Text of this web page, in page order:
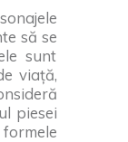
să se
sunt
viață,
piesei